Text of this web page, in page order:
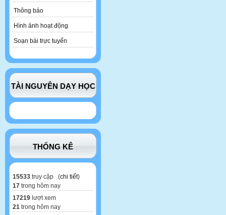
Thông báo
Hình ảnh hoạt động
Soạn bài trực tuyến
TÀI NGUYÊN DẠY HỌC
THỐNG KÊ
15533 truy cập (chi tiết)
17 trong hôm nay
17219 lượt xem
21 trong hôm nay